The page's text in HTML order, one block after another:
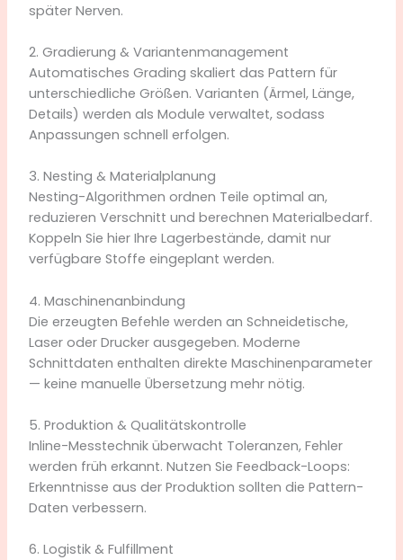
später Nerven.
2. Gradierung & Variantenmanagement
Automatisches Grading skaliert das Pattern für
unterschiedliche Größen. Varianten (Ärmel, Länge,
Details) werden als Module verwaltet, sodass
Anpassungen schnell erfolgen.
3. Nesting & Materialplanung
Nesting-Algorithmen ordnen Teile optimal an,
reduzieren Verschnitt und berechnen Materialbedarf.
Koppeln Sie hier Ihre Lagerbestände, damit nur
verfügbare Stoffe eingeplant werden.
4. Maschinenanbindung
Die erzeugten Befehle werden an Schneidetische,
Laser oder Drucker ausgegeben. Moderne
Schnittdaten enthalten direkte Maschinenparameter
— keine manuelle Übersetzung mehr nötig.
5. Produktion & Qualitätskontrolle
Inline-Messtechnik überwacht Toleranzen, Fehler
werden früh erkannt. Nutzen Sie Feedback-Loops:
Erkenntnisse aus der Produktion sollten die Pattern-
Daten verbessern.
6. Logistik & Fulfillment